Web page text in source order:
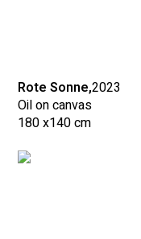
Rote Sonne,2023
Oil on canvas
180 x140 cm